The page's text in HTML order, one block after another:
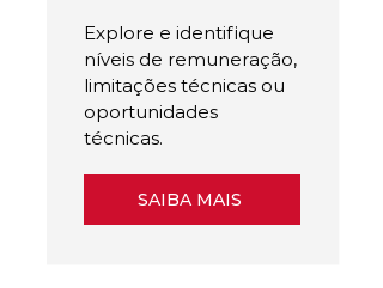
Explore e identifique
níveis de remuneração,
limitações técnicas ou
oportunidades
técnicas.
SAIBA MAIS